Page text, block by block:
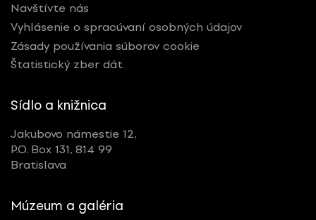
Navštívte nás
Vyhlásenie o spracúvaní osobných údajov
Zásady používania súborov cookie
Štatistický zber dát
Sídlo a knižnica
Jakubovo námestie 12,
P.O. Box 131, 814 99
Bratislava
Múzeum a galéria